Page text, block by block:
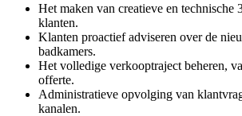
Het maken van creatieve en technische
klanten.
Klanten proactief adviseren over de
badkamers.
Het volledige verkooptraject beheren,
offerte.
Administratieve opvolging van
kanalen.